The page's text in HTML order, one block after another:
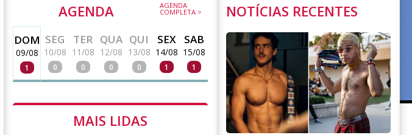
AGENDA AGENDA
COMPLETA >
DOM
09/08
1
SEG
10/08
0
TER
11/08
0
QUA
12/08
0
QUI
13/08
0
SEX
14/08
1
SAB
15/08
1
MAIS LIDAS
NOTÍCIAS RECENTES